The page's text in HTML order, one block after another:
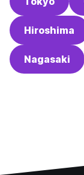
Hiroshima
Nagasaki